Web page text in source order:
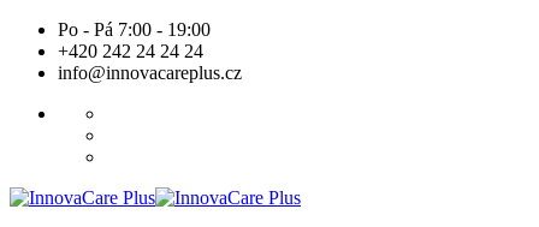
Skip
content
Po - Pá 7:00 - 19:00
+420 242 24 24 24
info@innovacareplus.cz